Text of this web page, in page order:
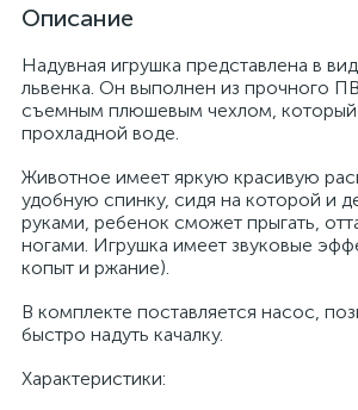
Описание
Надувная игрушка представлена в
львенка. Он выполнен из прочного
съемным плюшевым чехлом, который
прохладной воде.
Животное имеет яркую красивую
удобную спинку, сидя на которой и
руками, ребенок сможет прыгать,
ногами. Игрушка имеет звуковые
копыт и ржание).
В комплекте поставляется насос,
быстро надуть качалку.
Характеристики: